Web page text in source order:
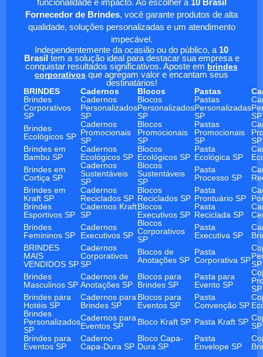
funcionalidade e impacto. Ao escolher a 10 Brasil
Fornecedor de Brindes, você garante produtos de alta
qualidade, soluções personalizadas e um atendimento
impecável.
Independentemente da ocasião ou do público, a 10
Brasiltem a solução ideal para destacar sua empresa e
conquistar resultados significativos. Aposte em brindes
corporativos que agregam valor e encantam seus
destinatários!
BRINDES
Cadernos Blocos Pastas
Brindes
Corporativos
SP
Cadernos
Personalizados
SP
Blocos
Personalizados
SP
Pastas
Personalizadas
SP
SP
Brindes
Ecológicos SP
Cadernos
Promocionais
SP
Blocos
Promocionais
SP
Pastas
Promocionais
SP
SP
Brindes em
Bambu SP
Cadernos
Ecológicos SP
Blocos
Ecológicos SP
Pasta
Ecológica SP
Brindes em
Cortiça SP
Cadernos
Sustentáveis
SP
Blocos
Sustentáveis
SP
Pasta
Processo SP
Brindes em
Kraft SP
Cadernos
Reciclados SP
Blocos
Reciclados SP
Pasta
Prontuário SP
Brindes
Esportivos SP
Cadernos Kraft
SP
Blocos
Executivos SP
Pasta
Reciclada SP
Brindes
Femininos SP
Cadernos
Executivos SP
Blocos
Corporativos
SP
Pasta
Executiva SP
BRINDES
MAIS
VENDIDOS SP
Cadernos
Corporativos
SP
Blocos de
Anotações SP
Pasta
Corporativa SPSP
Brindes
Masculinos SP
Cadernos de
Anotações SP
Blocos para
Brindes SP
Pasta para
Evento SP
SP
Brindes para
Hotéis SP
Cadernos para
Brindes SP
Blocos para
Eventos SP
Pasta
Convenção SP
Brindes
Personalizados
SP
Cadernos para
Eventos SP
Bloco Kraft SP Pasta Kraft SP SP
Brindes para
Eventos SP
Caderno
Capa-Dura SP
Bloco Capa-
Dura SP
Pasta
Envelope SP